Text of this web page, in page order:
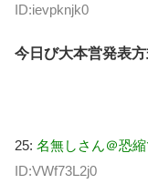
ID:ievpknjk0
今日び大本営発表
25: 名無しさん＠恐
ID:VWf73L2j0